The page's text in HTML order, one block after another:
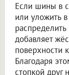
Если шины в
или уложить
добавляет
поверхности
Благодаря
стопкой друг